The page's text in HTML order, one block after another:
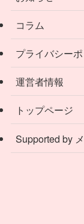
コラム
プライバシー
運営者情報
トップページ
Supported by